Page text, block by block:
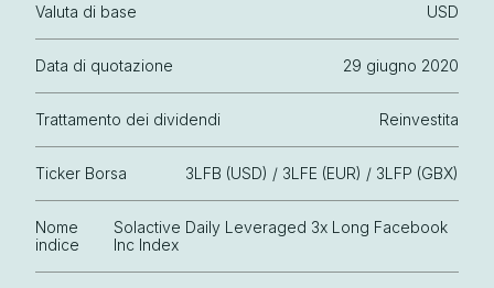
Valuta di base USD
Data di quotazione 29 giugno 2020
Trattamento dei dividendi Reinvestita
Ticker Borsa 3LFB (USD) / 3LFE (EUR) / 3LFP (GBX)
Nome
indice
Solactive Daily Leveraged 3x Long Facebook
Inc Index